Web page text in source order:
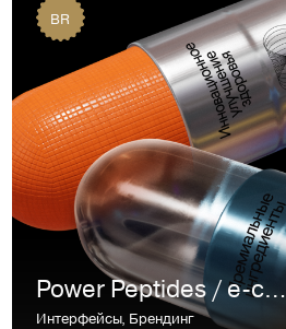
BR
Power Peptides / e-commerce
Интерфейсы, Брендинг